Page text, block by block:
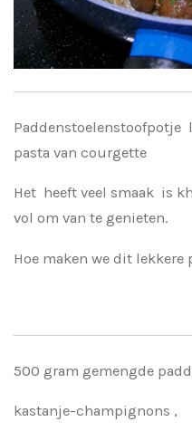
Paddenstoelenstoofpotje
pasta van courgette
Het heeft veel smaak is
vol om van te genieten.
Hoe maken we dit lekkere
500 gram gemengde
kastanje-champignons ,